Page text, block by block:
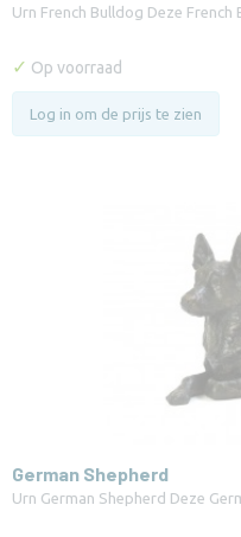
Urn French Bulldog Deze
✓ Op voorraad
Log in om de prijs te zien
German Shepherd
Urn German Shepherd Deze